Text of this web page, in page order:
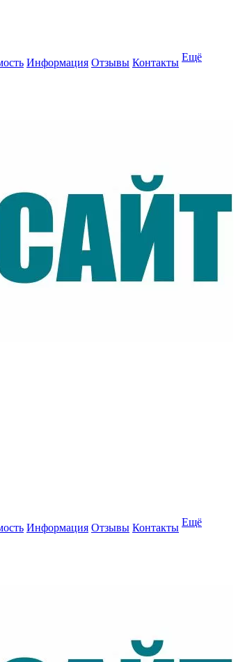
Информация Отзывы Контакты Ещё
Информация Отзывы Контакты Ещё